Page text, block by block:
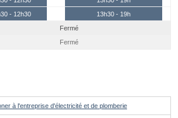
- 12h30
13h30 - 19h
Fermé
Fermé
à l'entreprise d'électricité et de plomberie